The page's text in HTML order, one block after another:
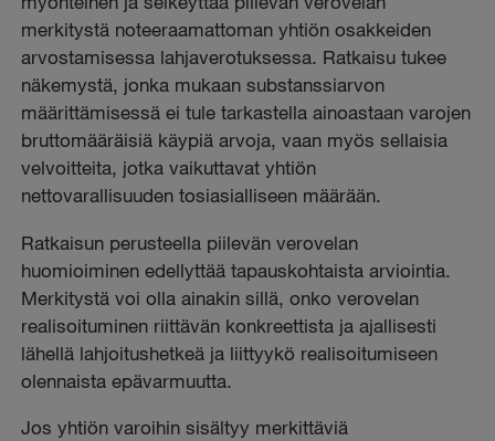
merkitystä noteeraamattoman yhtiön osakkeiden
arvostamisessa lahjaverotuksessa. Ratkaisu tukee
näkemystä, jonka mukaan substanssiarvon
määrittämisessä ei tule tarkastella ainoastaan varojen
bruttomääräisiä käypiä arvoja, vaan myös sellaisia
velvoitteita, jotka vaikuttavat yhtiön
nettovarallisuuden tosiasialliseen määrään.
Ratkaisun perusteella piilevän verovelan
huomioiminen edellyttää tapauskohtaista arviointia.
Merkitystä voi olla ainakin sillä, onko verovelan
realisoituminen riittävän konkreettista ja ajallisesti
lähellä lahjoitushetkeä ja liittyykö realisoitumiseen
olennaista epävarmuutta.
Jos yhtiön varoihin sisältyy merkittäviä